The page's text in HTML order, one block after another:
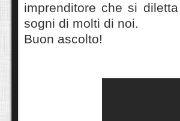
imprenditore che si
sogni di molti di noi.
Buon ascolto!